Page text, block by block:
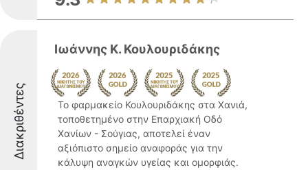
Διακριθέντες
Ιωάννης Κ. Κουλουριδάκης
Το φαρμακείο Κουλουριδάκης στα Χανιά,
τοποθετημένο στην Επαρχιακή Οδό
Χανίων - Σούγιας, αποτελεί έναν
αξιόπιστο σημείο αναφοράς για την
κάλυψη αναγκών υγείας και ομορφιάς.